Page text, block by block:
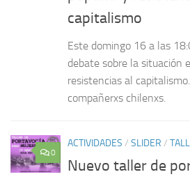
capitalismo
Este domingo 16 a las
debate sobre la situación
resistencias al
compañerxs chilenxs.
0
ACTIVIDADES / SLIDER /
Nuevo taller de